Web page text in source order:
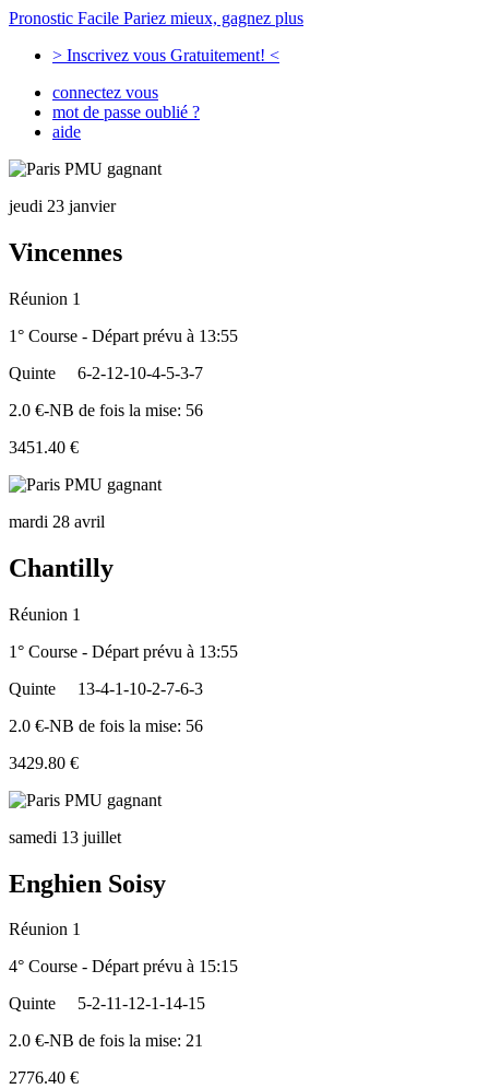
Pronostic Facile Pariez mieux, gagnez plus
> Inscrivez vous Gratuitement! <
connectez vous
mot de passe oublié ?
aide
jeudi 23 janvier
Vincennes
Réunion 1
1° Course - Départ prévu à 13:55
Quinte
6-2-12-10-4-5-3-7
2.0 €-NB de fois la mise: 56
3451.40 €
mardi 28 avril
Chantilly
Réunion 1
1° Course - Départ prévu à 13:55
Quinte
13-4-1-10-2-7-6-3
2.0 €-NB de fois la mise: 56
3429.80 €
samedi 13 juillet
Enghien Soisy
Réunion 1
4° Course - Départ prévu à 15:15
Quinte
5-2-11-12-1-14-15
2.0 €-NB de fois la mise: 21
2776.40 €